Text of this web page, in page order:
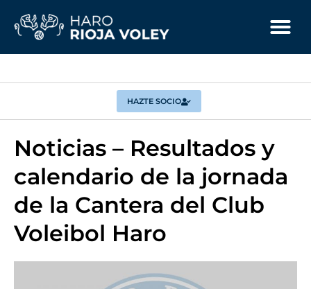
HAZTE SOCIO
Noticias – Resultados y
calendario de la jornada
de la Cantera del Club
Voleibol Haro